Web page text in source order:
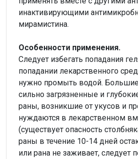
инактивирующими
мирамистина.
Особенности применения.
Следует избегать попадания
попадании лекарственного
нужно промыть водой.
сильно загрязненные и
раны, возникшие от укусов и
нуждаются в лекарственном
(существует опасность
раны в течение 10-14 дней
или рана не заживает, следует